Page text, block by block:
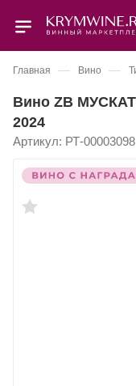
Главная — Вино —
Вино ZB МУСКАТ
2024
Артикул: РТ-00003098